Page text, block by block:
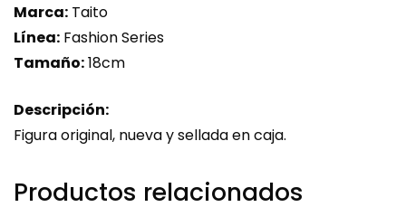
Marca: Taito
Línea: Fashion Series
Tamaño:18cm
Descripción:
Figura original, nueva y sellada en caja.
Productos relacionados